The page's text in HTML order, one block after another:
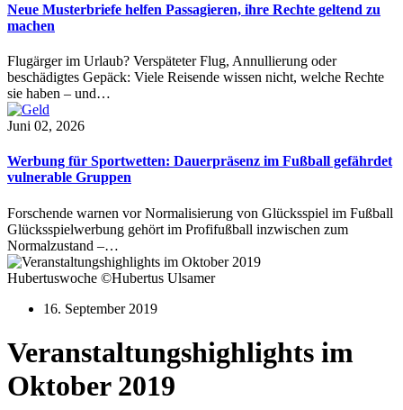
Neue Musterbriefe helfen Passagieren, ihre Rechte geltend zu
machen
Flugärger im Urlaub? Verspäteter Flug, Annullierung oder
beschädigtes Gepäck: Viele Reisende wissen nicht, welche Rechte
sie haben – und…
Juni 02, 2026
Werbung für Sportwetten: Dauerpräsenz im Fußball gefährdet
vulnerable Gruppen
Forschende warnen vor Normalisierung von Glücksspiel im Fußball
Glücksspielwerbung gehört im Profifußball inzwischen zum
Normalzustand –…
Hubertuswoche ©Hubertus Ulsamer
16. September 2019
Veranstaltungshighlights im
Oktober 2019